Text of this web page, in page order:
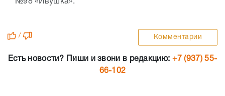
№98 «Ивушка».
/ Комментарии
Есть новости? Пиши и звони в редакцию: +7 (937) 55-
66-102